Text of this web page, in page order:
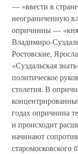
— «ввести в
неограниченную
опричнины —
Владимиро-
Ростовские,
«Суздальская
политическое
столетия. В
годах опричнина
и происходит
начинают
старомосковского